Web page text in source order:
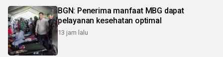
BGN: Penerima manfaat MBG dapat
pelayanan kesehatan optimal
13 jam lalu